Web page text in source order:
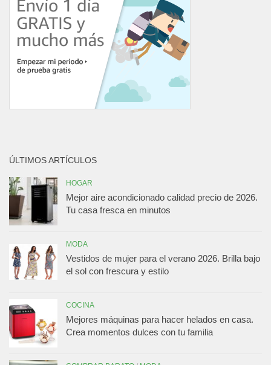
ÚLTIMOS ARTÍCULOS
HOGAR
Mejor aire acondicionado calidad precio de 2026.
Tu casa fresca en minutos
MODA
Vestidos de mujer para el verano 2026. Brilla bajo
el sol con frescura y estilo
COCINA
Mejores máquinas para hacer helados en casa.
Crea momentos dulces con tu familia